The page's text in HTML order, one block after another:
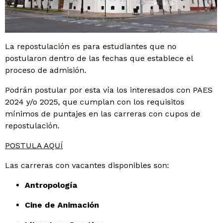
La repostulación es para estudiantes que no
postularon dentro de las fechas que establece el
proceso de admisión.
Podrán postular por esta vía los interesados ​​con PAES
2024 y/o 2025, que cumplan con los requisitos
mínimos de puntajes en las carreras con cupos de
repostulación.
POSTULA AQUÍ
Las carreras con vacantes disponibles son:
Antropología
Cine de Animación